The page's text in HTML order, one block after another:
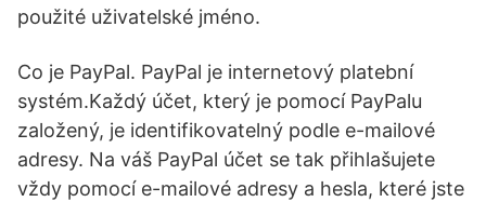
použité uživatelské jméno.
Co je PayPal. PayPal je internetový platební
systém.Každý účet, který je pomocí PayPalu
založený, je identifikovatelný podle e-mailové
adresy. Na váš PayPal účet se tak přihlašujete
vždy pomocí e-mailové adresy a hesla, které jste